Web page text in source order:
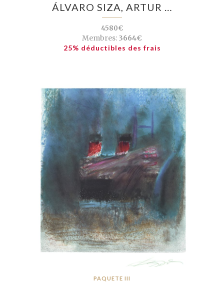
ÁLVARO SIZA, ARTUR …
4580€
Membres: 3664€
25% déductibles des frais
PAQUETE III